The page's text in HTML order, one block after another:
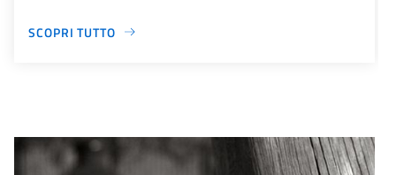
SCOPRI TUTTO